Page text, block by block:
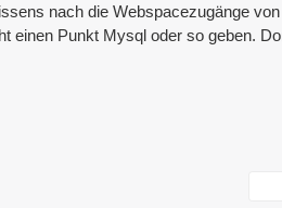
nach die Webspacezugänge
einen Punkt Mysql oder so geben.